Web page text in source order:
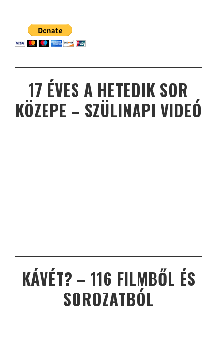
17 ÉVES A HETEDIK SOR
KÖZEPE – SZÜLINAPI VIDEÓ
KÁVÉT? – 116 FILMBŐL ÉS
SOROZATBÓL